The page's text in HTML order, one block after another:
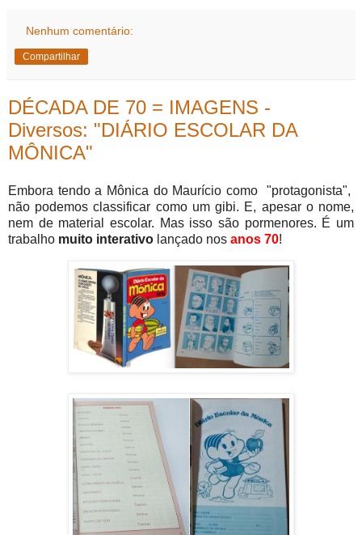
Nenhum comentário:
Compartilhar
DÉCADA DE 70 = IMAGENS -
Diversos: "DIÁRIO ESCOLAR DA
MÔNICA"
Embora tendo a Mônica do Maurício como "protagonista",
não podemos classificar como um gibi. E, apesar o nome,
nem de material escolar. Mas isso são pormenores. É um
trabalho muito interativo lançado nos anos 70!